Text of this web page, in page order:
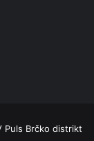
Brčko distrikt